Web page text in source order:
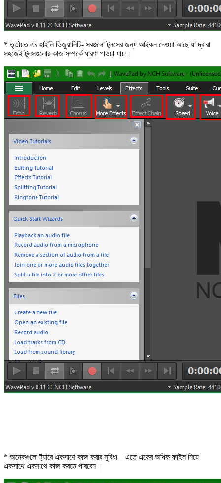
* তৃতীয়ত এর হাইলি ভিজুয়ালিটি- সবগুলো টুলসের জন্য আইকন দেওয়া আছে যা দ্বারা
সহজেই টুলসগুলোর কাজ সম্পর্কে ধারণা পাওয়া যায় ।
* অনেকগুলো ট্যাবে একসাথে কাজ করার সুবিধা – এতে একের অধিক ফাইল নিয়ে
একসাথে একসাথে কাজ করতে পারবেন ।